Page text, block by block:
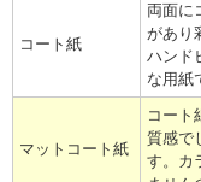
コート紙
両面に
があり
ハンド
な用紙
マットコート紙
コート
質感で
す。カ